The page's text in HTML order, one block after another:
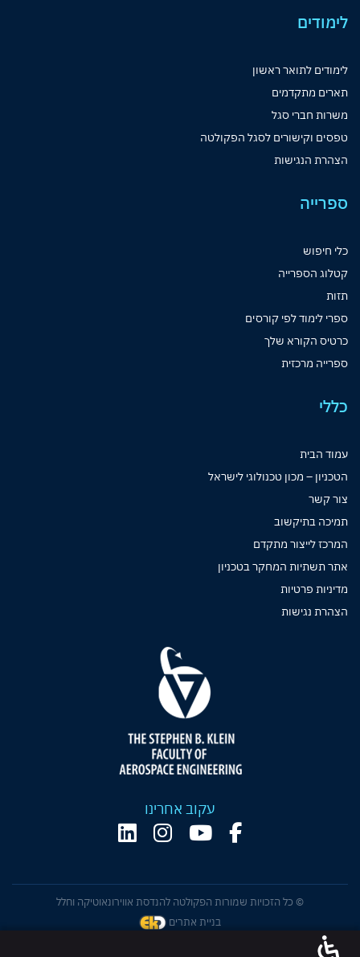
לימודים
לימודים לתואר ראשון
תארים מתקדמים
משרות חברי סגל
טפסים וקישורים לסגל הפקולטה
הצהרת הנגישות
ספרייה
כלי חיפוש
קטלוג הספרייה
תזות
ספרי לימוד לפי קורסים
כרטיס הקורא שלך
ספרייה מרכזית
כללי
עמוד הבית
הטכניון – מכון טכנולוגי לישראל
צור קשר
תמיכה בתיקשוב
המרכז לייצור מתקדם
אתר תשתיות המחקר בטכניון
מדיניות פרטיות
הצהרת נגישות
עקוב אחרינו
© כל הזכויות שמורות הפקולטה להנדסת אווירונאוטיקה וחלל
בניית אתרים